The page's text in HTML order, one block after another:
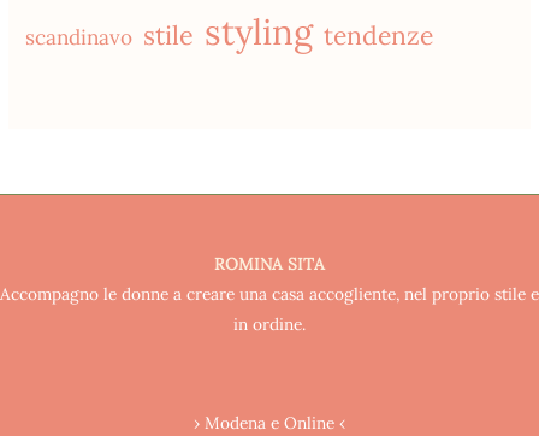
scandinavo stile styling tendenze
ROMINA SITA
Accompagno le donne a creare una casa accogliente, nel proprio stile e
in ordine.
› Modena e Online ‹